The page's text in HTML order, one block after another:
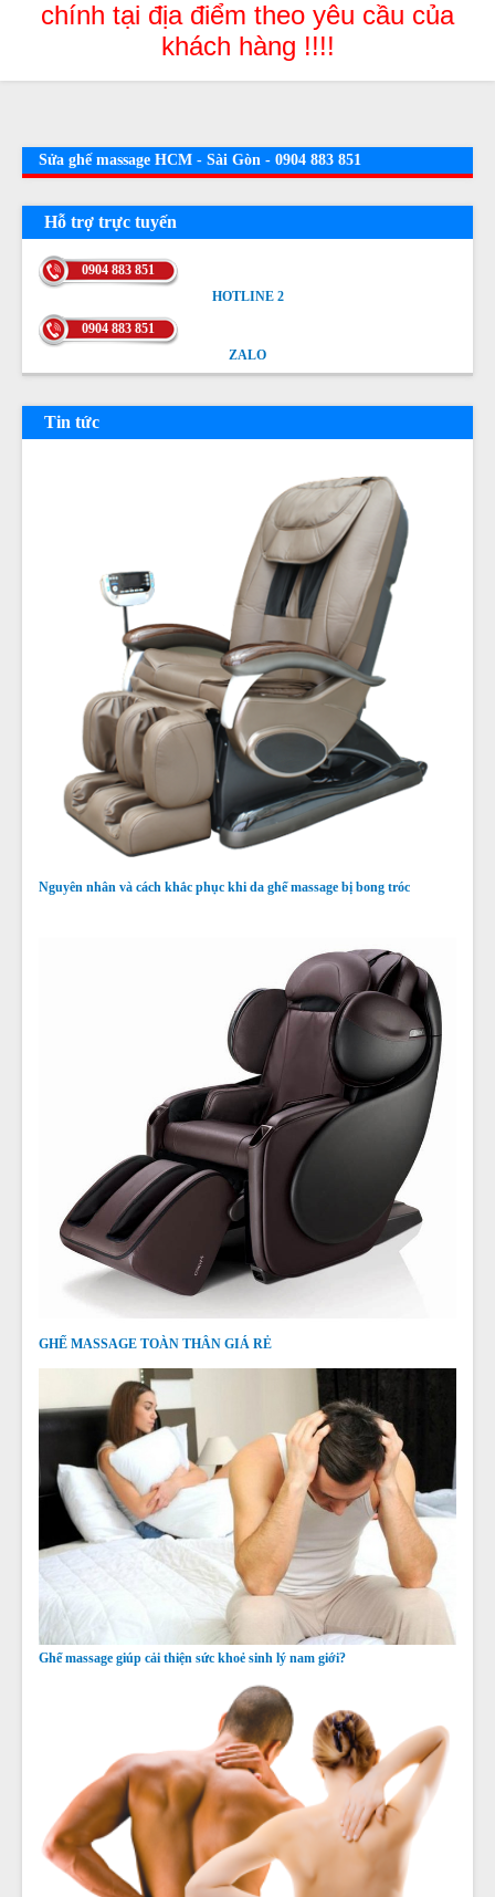
chính tại địa điểm theo yêu cầu của
khách hàng !!!!
Sửa ghế massage HCM - Sài Gòn - 0904 883 851
Hỗ trợ trực tuyến
0904 883 851
HOTLINE 2
0904 883 851
ZALO
Tin tức
Nguyên nhân và cách khắc phục khi da ghế massage bị bong tróc
GHẾ MASSAGE TOÀN THÂN GIÁ RẺ
Ghế massage giúp cải thiện sức khoẻ sinh lý nam giới?